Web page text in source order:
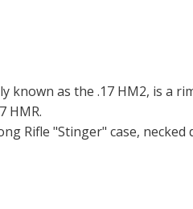
known as the .17 HM2, is
HMR.
Rifle "Stinger" case,